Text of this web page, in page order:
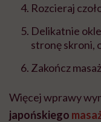
Rozcieraj
Delikatnie
stronę skroni,
Zakończ
Więcej wprawy
japońskiego